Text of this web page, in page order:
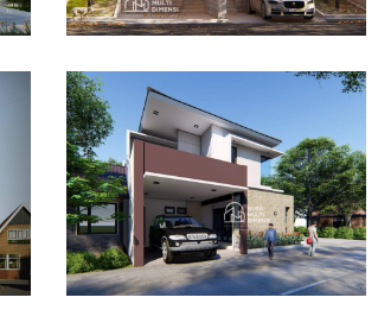
Desain Rumah Hook
Alternatif di Cibubur
DESAIN RUMAH TERBAIK